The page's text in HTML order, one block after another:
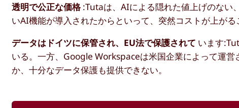
透明で公正な価格:Tutaは、AIによる隠れた値上げのない
いAI機能が導入されたからといって、突然コストが上がる
データはドイツに保管され、EU法で保護されて います
いる。一方、Google Workspaceは米国企業によって運
か、十分なデータ保護も提供できない。